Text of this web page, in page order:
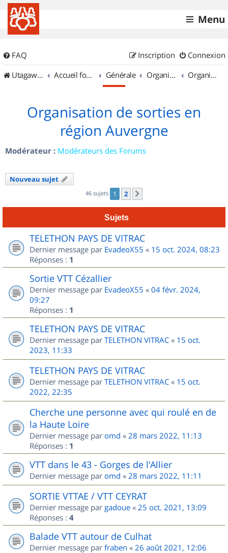
Menu
FAQ Connexion
Inscription
UtagawaVTT (Randos VTT et VTTAE avec traces GPS)
Accueil forum Générale Organisation de sorties & Recherche de partenaires Organisation de sorties en région Auvergne
Organisation de sorties en
région Auvergne
Modérateur : Modérateurs des Forums
Nouveau sujet
46 sujets 1 2
Sujets
TELETHON PAYS DE VITRAC
Dernier message par EvadeoX55 « 15 oct. 2024, 08:23
Réponses : 1
Sortie VTT Cézallier
Dernier message par EvadeoX55 « 04 févr. 2024,
09:27
Réponses : 1
TELETHON PAYS DE VITRAC
Dernier message par TELETHON VITRAC « 15 oct.
2023, 11:33
TELETHON PAYS DE VITRAC
Dernier message par TELETHON VITRAC « 15 oct.
2022, 22:35
Cherche une personne avec qui roulé en de
la Haute Loire
Dernier message par omd « 28 mars 2022, 11:13
Réponses : 1
VTT dans le 43 - Gorges de l'Allier
Dernier message par omd « 28 mars 2022, 11:11
SORTIE VTTAE / VTT CEYRAT
Dernier message par gadoue « 25 oct. 2021, 13:09
Réponses : 4
Balade VTT autour de Culhat
Dernier message par fraben « 26 août 2021, 12:06